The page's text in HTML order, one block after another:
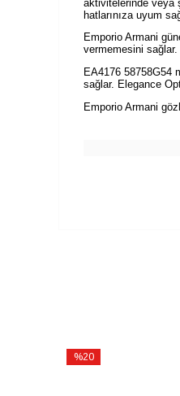
aktivitelerinde veya
hatlarınıza uyum
Emporio Armani
vermemesini
EA4176 58758G54
sağlar. Elegance
Emporio Armani
%20